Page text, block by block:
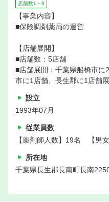
店舗数1～9
【事業内容】
■保険調剤薬局の運営
【店舗展開】
■店舗数：5店舗
■店舗展開：千葉県船橋市に
市に1店舗、長生郡に1店舗
設立
1993年07月
従業員数
【薬剤師人数】19名 【男
所在地
千葉県長生郡長南町長南